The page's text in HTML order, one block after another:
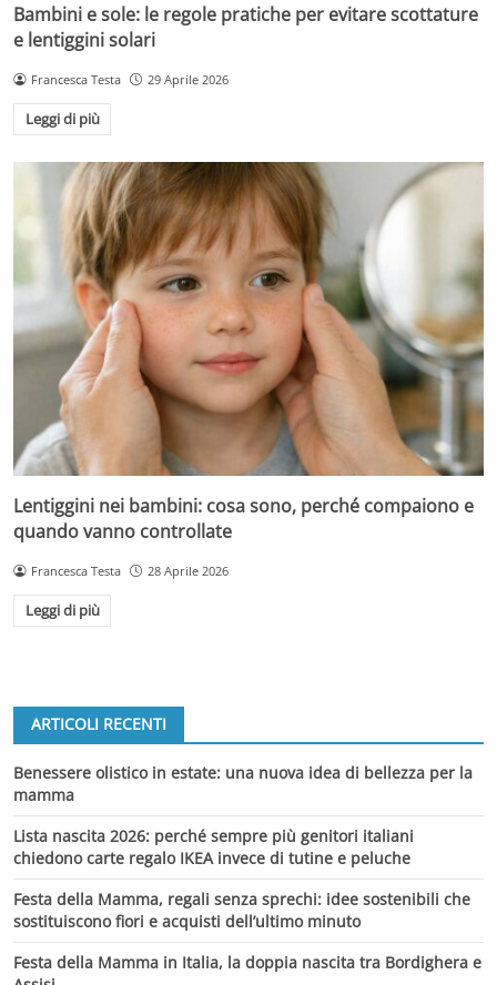
Bambini e sole: le regole pratiche per evitare scottature
e lentiggini solari
Francesca Testa 29 Aprile 2026
Leggi di più
Lentiggini nei bambini: cosa sono, perché compaiono e
quando vanno controllate
Francesca Testa 28 Aprile 2026
Leggi di più
ARTICOLI RECENTI
Benessere olistico in estate: una nuova idea di bellezza per la
mamma
Lista nascita 2026: perché sempre più genitori italiani
chiedono carte regalo IKEA invece di tutine e peluche
Festa della Mamma, regali senza sprechi: idee sostenibili che
sostituiscono fiori e acquisti dell’ultimo minuto
Festa della Mamma in Italia, la doppia nascita tra Bordighera e